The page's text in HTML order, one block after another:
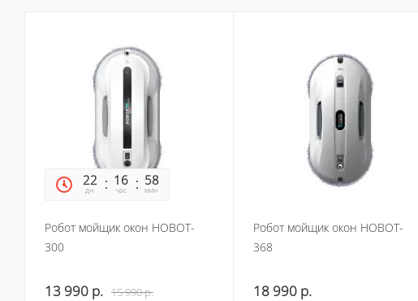
22
дн
16
час
58
мин
Робот мойщик окон HOBOT-
300
13 990 р. 15 990р.
Робот мойщик окон HOBOT-
368
18 990р.